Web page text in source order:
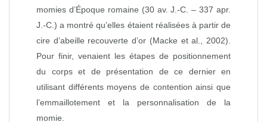
momies d’Époque romaine (30 av. J.-C. – 337 apr.
J.-C.) a montré qu’elles étaient réalisées à partir de
cire d’abeille recouverte d’or (Macke et al., 2002).
Pour finir, venaient les étapes de positionnement
du corps et de présentation de ce dernier en
utilisant différents moyens de contention ainsi que
l’emmaillotement et la personnalisation de la
momie.